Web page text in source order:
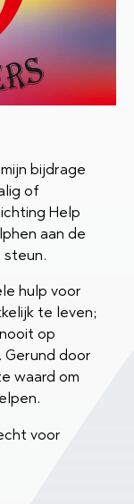
bijdrage
of
Help
aan de
steun.
hulp voor
te leven;
op
Gerund door
waard om
voor